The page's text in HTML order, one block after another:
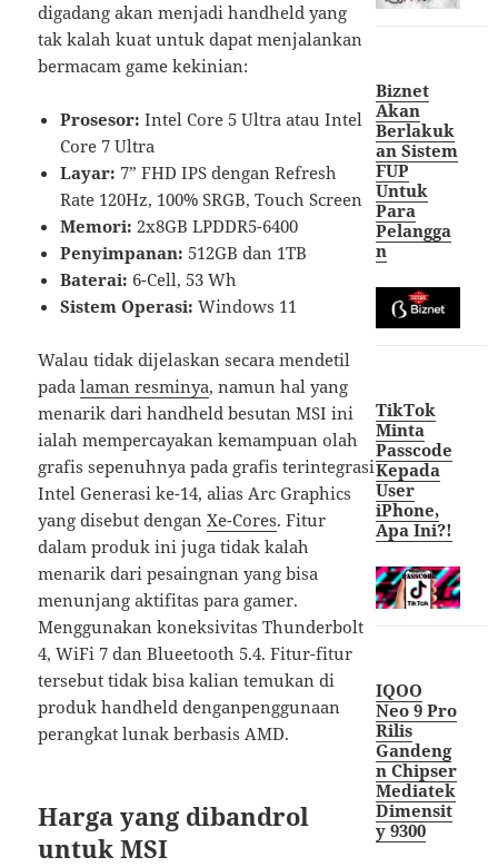
digadang akan menjadi handheld yang
tak kalah kuat untuk dapat menjalankan
bermacam game kekinian:
Prosesor: Intel Core 5 Ultra atau Intel
Core 7 Ultra
Layar: 7” FHD IPS dengan Refresh
Rate 120Hz, 100% SRGB, Touch Screen
Memori: 2x8GB LPDDR5-6400
Penyimpanan: 512GB dan 1TB
Baterai: 6-Cell, 53 Wh
Sistem Operasi: Windows 11
Walau tidak dijelaskan secara mendetil
padalaman resminya, namun hal yang
menarik dari handheld besutan MSI ini
ialah mempercayakan kemampuan olah
grafis sepenuhnya pada grafis terintegrasi
Intel Generasi ke-14, alias Arc Graphics
yang disebut denganXe-Cores. Fitur
dalam produk ini juga tidak kalah
menarik dari pesaingnan yang bisa
menunjang aktifitas para gamer.
Menggunakan koneksivitas Thunderbolt
4, WiFi 7 dan Blueetooth 5.4. Fitur-fitur
tersebut tidak bisa kalian temukan di
produk handheld denganpenggunaan
perangkat lunak berbasis AMD.
Harga yang dibandrol
untuk MSI
Biznet
Akan
Berlakuk
an Sistem
FUP
Untuk
Para
Pelangga
n
TikTok
Minta
Passcode
Kepada
User
iPhone,
Apa Ini?!
IQOO
Neo 9 Pro
Rilis
Gandeng
n Chipser
Mediatek
Dimensit
y 9300